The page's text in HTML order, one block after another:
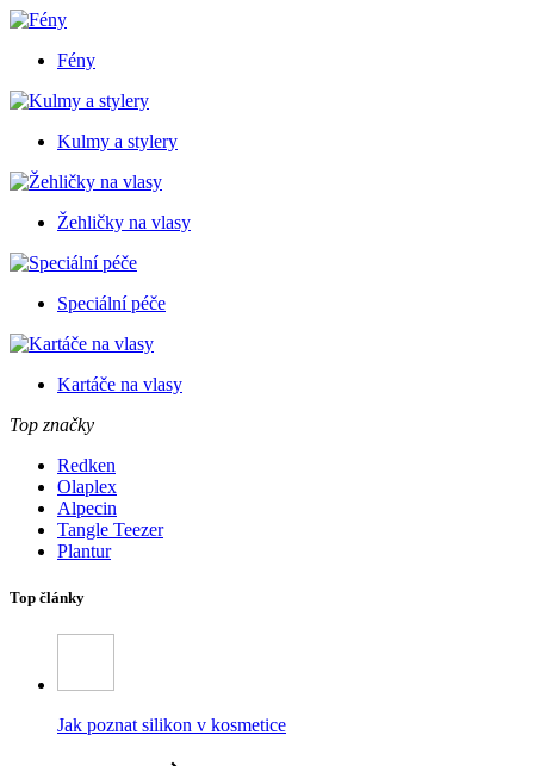
Fény
Kulmy a stylery
Žehličky na vlasy
Speciální péče
Kartáče na vlasy
Top značky
Redken
Olaplex
Alpecin
Tangle Teezer
Plantur
Top články
Jak poznat silikon v kosmetice